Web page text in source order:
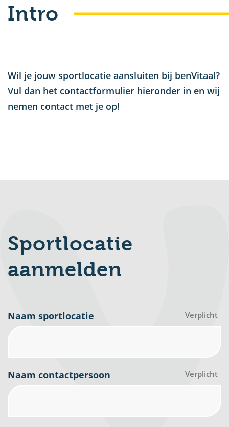
Intro
Wil je jouw sportlocatie aansluiten bij benVitaal?
Vul dan het contactformulier hieronder in en wij
nemen contact met je op!
Sportlocatie
aanmelden
Naam sportlocatie Verplicht
Naam contactpersoon Verplicht